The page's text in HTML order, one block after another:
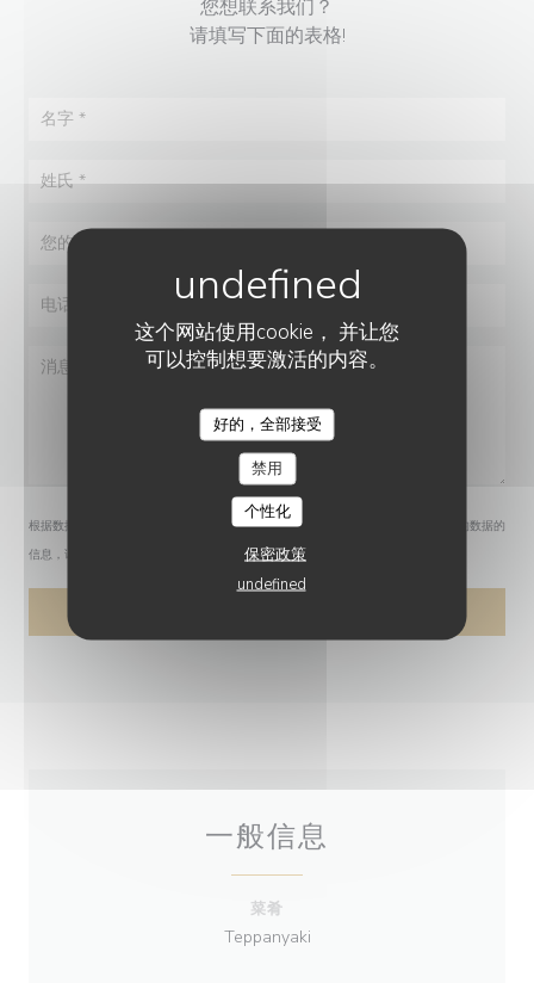
这个网站使用cookie， 并让您
可以控制想要激活的内容。
好的，全部接受
禁用
个性化
保密政策
undefined
您想联系我们？
请填写下面的表格!
根据数据保护法规，您有权拒绝接收营销电话。如需了解更多关于我们如何处理您的数据的
信息，请查看我们的
一般信息
菜肴
Teppanyaki
AYAKO TEPPANYAKI